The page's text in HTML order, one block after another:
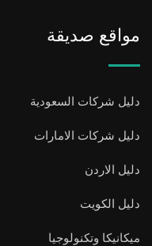
مواقع صديقة
دليل شركات السعودية
دليل شركات الامارات
دليل الاردن
دليل الكويت
ميكانيكا وتكنولوجيا